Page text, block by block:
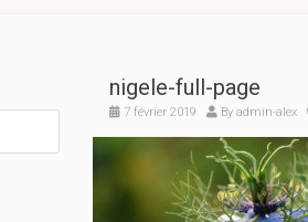
nigele-full-page
7 février 2019 By admin-alex